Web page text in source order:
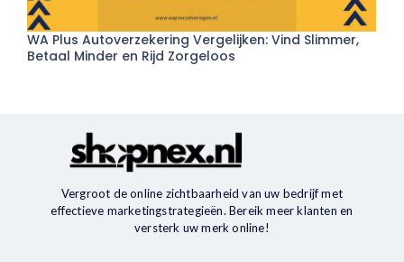
WA Plus Autoverzekering Vergelijken: Vind Slimmer,
Betaal Minder en Rijd Zorgeloos
Vergroot de online zichtbaarheid van uw bedrijf met
effectieve marketingstrategieën. Bereik meer klanten en
versterk uw merk online!